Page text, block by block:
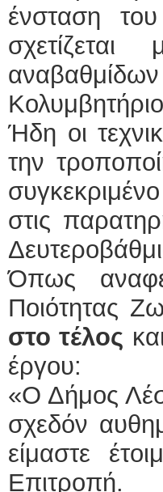
ένσταση
Ήδη οι
την
στις
Όπως
Ποιότητας
στο τέλος
έργου:
«Ο Δήμος
σχεδόν
είμαστε
Επιτροπή.